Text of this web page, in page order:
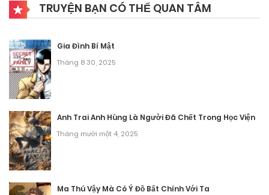
Tháng 9 27, 2025
Chương 63
Tháng 9 27, 2025
Chương 62
Chương 61
Tháng 9 27, 2025
Chương 60
TRUYỆN BẠN CÓ THỂ QUAN TÂM
Gia Đình Bí Mật
Tháng 8 30, 2025
Anh Trai Anh Hùng Là Người Đã Chết Trong Học Viện
Tháng mười một 4, 2025
Ma Thú Vậy Mà Có Ý Đồ Bất Chính Với Ta